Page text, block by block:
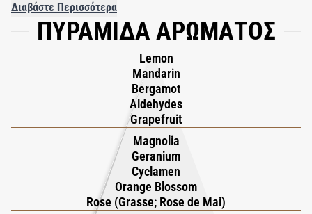
από τις πιο γοητευτικές νότες της φύσης. Ανοίγει με τη ζωηρή
φρεσκάδα του grapefruit, ισορροπημένη από την απαλή
βάση από μπαχαρικά και βρύα. Creamy vanilla και balsamic
benzoin προσθέτουν ζεστασιά και βάθος, αποτυπώνοντας την
αιθέρια ομορφιά μιας καλοκαιρινής νύχτας. Γήινες νότες από
patchouli, oakmoss, tree moss και vetiver αναπαριστούν τη
μαγεία του μαγεμένου δάσους, ενώ cardamom και pink pepper
προσφέρουν μια παιχνιδιάρικη και ονειρική πινελιά.
Χειροποίητο στην Αγγλία με εξαιρετικό κερί και σπάνια oils,
γεμίζει τον χώρο με μια ατμόσφαιρα ονείρου όπου η φαντασία
Διαβάστε Περισσότερα
ΠΥΡΑΜΙΔΑ ΑΡΩΜΑΤΟΣ
Lemon
Mandarin
Bergamot
Aldehydes
Grapefruit
Magnolia
Geranium
Cyclamen
Orange Blossom
Rose (Grasse; Rose de Mai)